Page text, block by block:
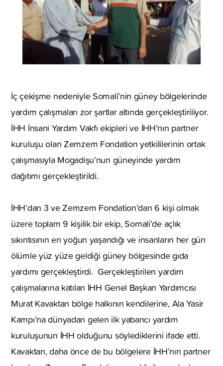
İç çekişme nedeniyle Somali’nin güney bölgelerinde
yardım çalışmaları zor şartlar altında gerçekleştiriliyor.
İHH İnsani Yardım Vakfı ekipleri ve İHH’nın partner
kuruluşu olan Zemzem Fondation yetkililerinin ortak
çalışmasıyla Mogadişu’nun güneyinde yardım
dağıtımı gerçekleştirildi.
İHH’dan 3 ve Zemzem Fondation’dan 6 kişi olmak
üzere toplam 9 kişilik bir ekip, Somali’de açlık
sıkıntısının en yoğun yaşandığı ve insanların her gün
ölümle yüz yüze geldiği güney bölgesinde gıda
yardımı gerçekleştirdi. Gerçekleştirilen yardım
çalışmalarına katılan İHH Genel Başkan Yardımcısı
Murat Kavaktan bölge halkının kendilerine, Ala Yasir
Kampı’na dünyadan gelen ilk yabancı yardım
kuruluşunun İHH olduğunu söylediklerini ifade etti.
Kavaktan, daha önce de bu bölgelere İHH’nın partner